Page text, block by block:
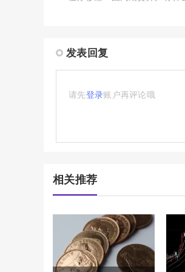
发表回复
请先登录账户再评论哦
相关推荐